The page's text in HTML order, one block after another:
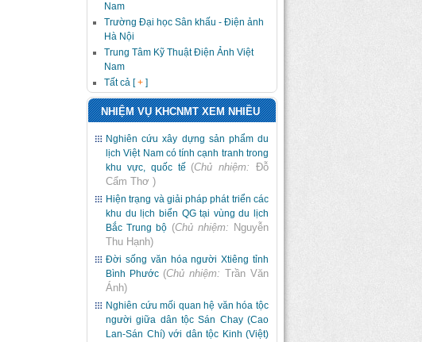
Nam
Trường Đại học Sân khấu - Điện ảnh
Hà Nội
Trung Tâm Kỹ Thuật Điện Ảnh Việt
Nam
Tất cả [+ ]
NHIỆM VỤ KHCNMT XEM NHIỀU
Nghiên cứu xây dựng sản phẩm du
lịch Việt Nam có tính cạnh tranh trong
khu vực, quốc tế (Chủ nhiệm:
Đỗ
Cẩm Thơ )
Hiện trạng và giải pháp phát triển các
khu du lịch biển QG tại vùng du lịch
Bắc Trung bộ (Chủ nhiệm: Nguyễn
Thu Hạnh)
Đời sống văn hóa người Xtiêng tỉnh
Bình Phước (Chủ nhiệm: Trần Văn
Ánh)
Nghiên cứu mối quan hệ văn hóa tộc
người giữa dân tộc Sán Chay (Cao
Lan-Sán Chí) với dân tộc Kinh (Việt)